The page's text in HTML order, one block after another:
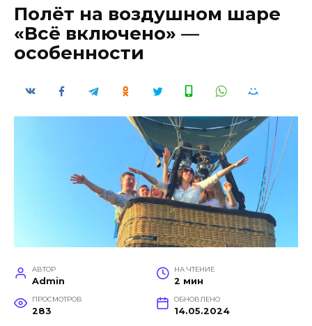
Полёт на воздушном шаре
«Всё включено» —
особенности
АВТОР
Admin
НА ЧТЕНИЕ
2 мин
ПРОСМОТРОВ
283
ОБНОВЛЕНО
14.05.2024